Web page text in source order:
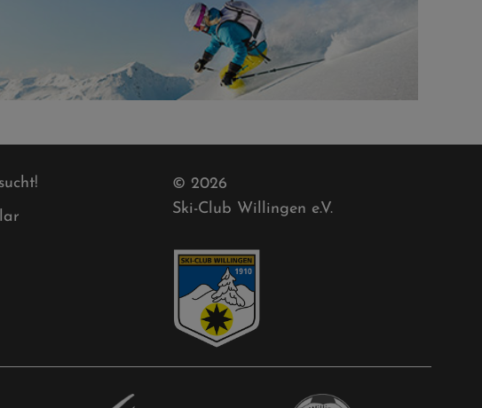
© 2026
Ski-Club Willingen e.V.